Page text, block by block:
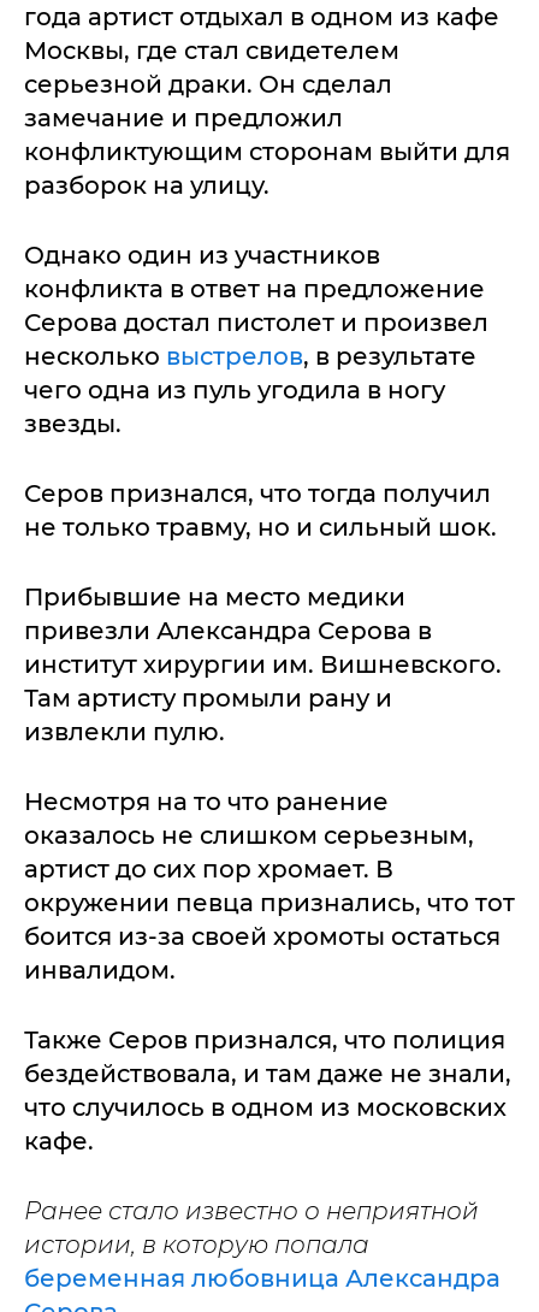
года артист отдыхал в одном из кафе
Москвы, где стал свидетелем
серьезной драки. Он сделал
замечание и предложил
конфликтующим сторонам выйти для
разборок на улицу.
Однако один из участников
конфликта в ответ на предложение
Серова достал пистолет и произвел
несколько выстрелов, в результате
чего одна из пуль угодила в ногу
звезды.
Серов признался, что тогда получил
не только травму, но и сильный шок.
Прибывшие на место медики
привезли Александра Серова в
институт хирургии им. Вишневского.
Там артисту промыли рану и
извлекли пулю.
Несмотря на то что ранение
оказалось не слишком серьезным,
артист до сих пор хромает. В
окружении певца признались, что тот
боится из-за своей хромоты остаться
инвалидом.
Также Серов признался, что полиция
бездействовала, и там даже не знали,
что случилось в одном из московских
кафе.
Ранее стало известно о неприятной
истории, в которую попала
беременная любовница Александра